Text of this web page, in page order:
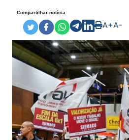
Compartilhar notícia
A+A-